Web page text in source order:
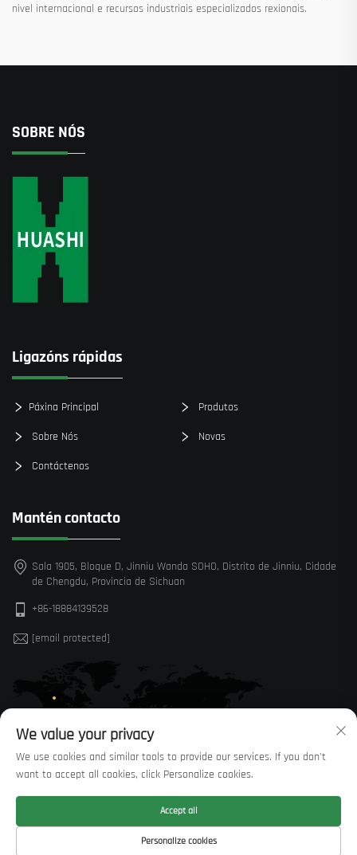
nivel internacional e recursos industriais especializados rexionais.
SOBRE NÓS
Ligazóns rápidas
Páxina Principal Produtos
Sobre Nós Novas
Contáctenos
Mantén contacto
Sala 1905, Bloque D, Jinniu Wanda SOHO, Distrito de Jinniu, Cidade
de Chengdu, Provincia de Sichuan
+86-18884139528
[email protected]
Dereitos de autor © Sichuan Huaxi Trading Co., LTD —Política de
privacidade
We value your privacy
We use cookies and similar tools to provide our services. If you don't
want to accept all cookies, click Personalize cookies.
Personalize cookies
Accept all